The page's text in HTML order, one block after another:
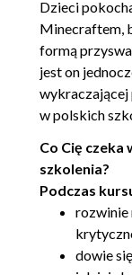
if
1.15. Pętla while
1.16. Funkcja
1.17. Operatory
1.18. Czerwony
Funkcja Detect
1.19. Funkcja
podprogramy.
Count
Dzieci
Minecraftem,
formą
jest on
wykraczającej
w polskich
Co Cię
szkolenia?
Podczas
rozwinie
dowie